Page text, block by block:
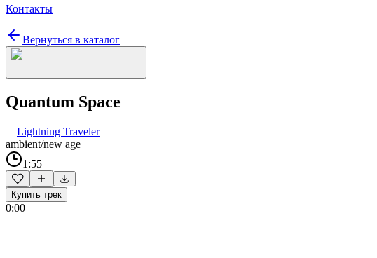
Контакты
Вернуться в каталог
Quantum Space
—Lightning Traveler
ambient/new age
1:55
Купить трек
0:00